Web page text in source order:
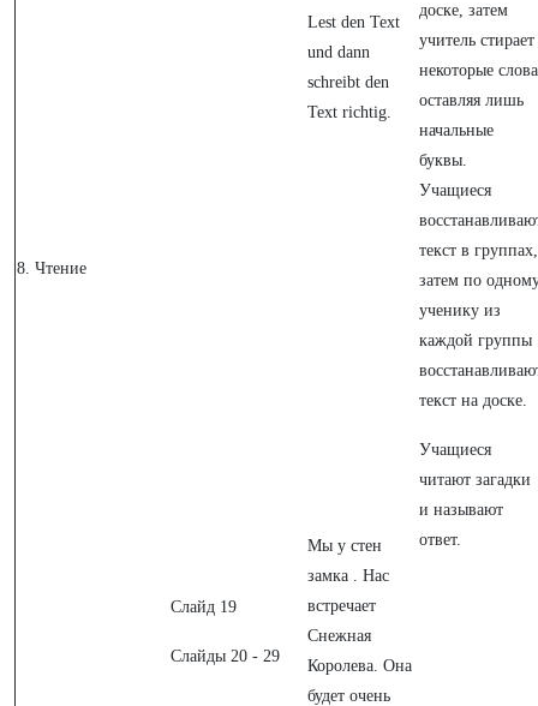
8. Чтение
Слайд 19
Слайды 20 - 29
Lest den Text
und dann
schreibt den
Text richtig.
Мы у стен
замка . Нас
встречает
Снежная
Королева. Она
будет очень
доске, затем
учитель стирает
некоторые
оставляя лишь
начальные
буквы.
Учащиеся
текст в группах,
затем по
ученику из
каждой группы
текст на доске.
Учащиеся
читают загадки
и называют
ответ.